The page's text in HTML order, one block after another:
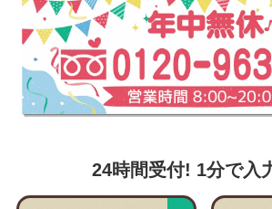
24時間受付! 1分で入